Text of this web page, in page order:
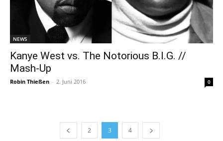
NEWS
Kanye West vs. The Notorious B.I.G. //
Mash-Up
Robin Thießen - 2. Juni 2016 0
2 3 4